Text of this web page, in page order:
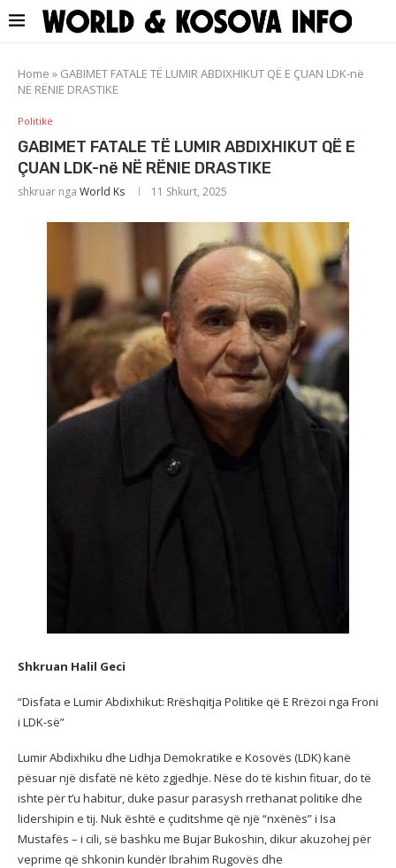
Home » GABIMET FATALE TË LUMIR ABDIXHIKUT QË E ÇUAN LDK-në
NË RËNIE DRASTIKE
Politikë
GABIMET FATALE TË LUMIR ABDIXHIKUT QË E
ÇUAN LDK-në NË RËNIE DRASTIKE
shkruar nga World Ks 11 Shkurt, 2025
Shkruan Halil Geci
“Disfata e Lumir Abdixhikut: Rrëshqitja Politike që E Rrëzoi nga Froni
i LDK-së”
LumirAbdixhiku dhe Lidhja Demokratike e Kosovës (LDK) kanë
pësuar një disfatë në këto zgjedhje. Nëse do të kishin fituar, do të
ishte për t’u habitur, duke pasur parasysh rrethanat politike dhe
lidershipin e tij. Nuk është e çuditshme që një “nxënës” i Isa
Mustafës – i cili, së bashku me Bujar Bukoshin, dikur akuzohej për
veprime që shkonin kundër Ibrahim Rugovës dhe